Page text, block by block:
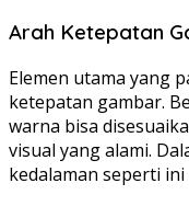
Arah Ketepatan
Elemen utama yang
ketepatan gambar.
warna bisa
visual yang alami.
kedalaman seperti